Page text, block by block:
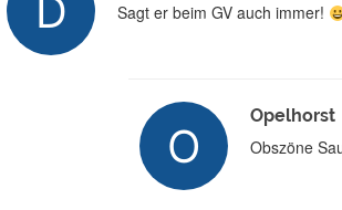
Sagt er beim GV auch immer!
Opelhorst
Obszöne